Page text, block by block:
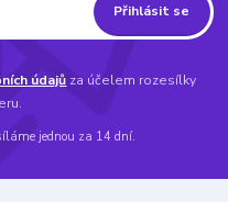
Přihlásit se
údajů za účelem rozesílky
jednou za 14 dní.